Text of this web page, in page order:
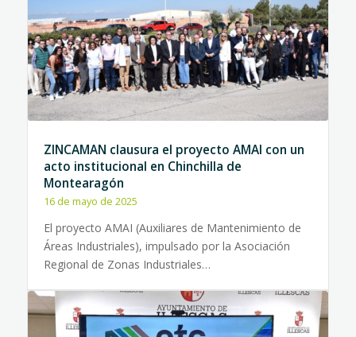
ZINCAMAN clausura el proyecto AMAI con un
acto institucional en Chinchilla de
Montearagón
16 de mayo de 2025
El proyecto AMAI (Auxiliares de Mantenimiento de
Áreas Industriales), impulsado por la Asociación
Regional de Zonas Industriales…